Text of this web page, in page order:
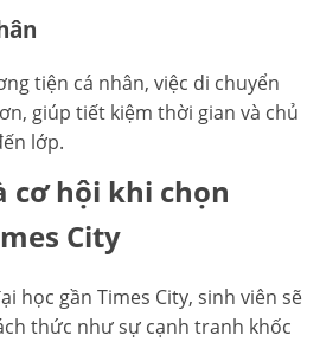
tiện cá nhân, việc di chuyển
giúp tiết kiệm thời gian và chủ
lớp.
cơ hội khi chọn
City
học gần Times City, sinh viên sẽ
thức như sự cạnh tranh khốc